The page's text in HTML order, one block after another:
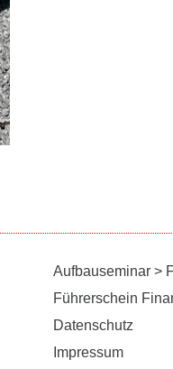
Aufbauseminar >
Führerschein
Datenschutz
Impressum